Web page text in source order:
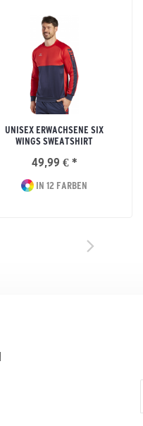
UNISEX ERWACHSENE SIX
WINGS SWEATSHIRT
49,99 € *
IN 12 FARBEN